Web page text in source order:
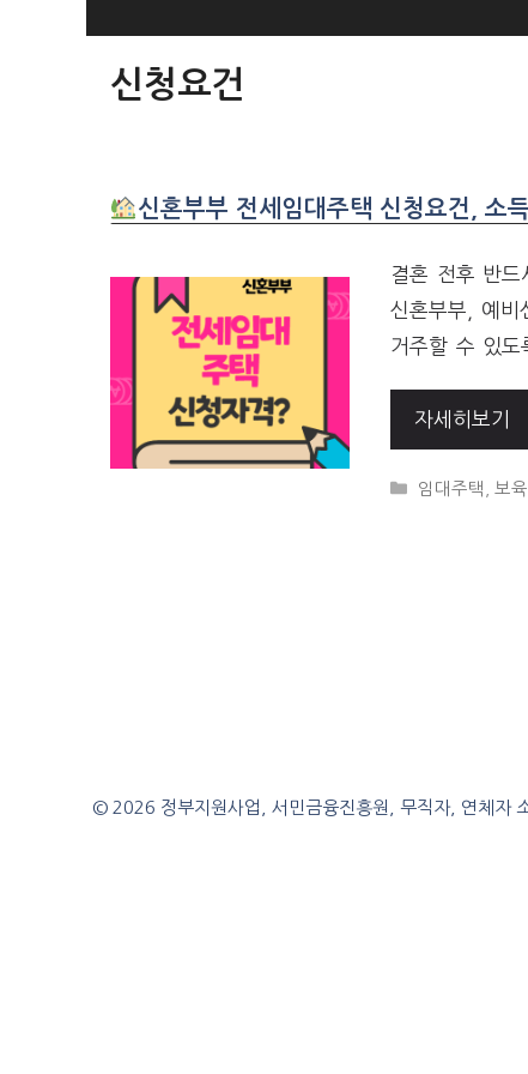
신청요건
신혼부부 전세임대주택 신청요건, 소
결혼 전후 반드
신혼부부, 예비
거주할 수 있
자세히보기
CATEGORIES
임대주택 보
© 2026 정부지원사업, 서민금융진흥원, 무직자, 연체자